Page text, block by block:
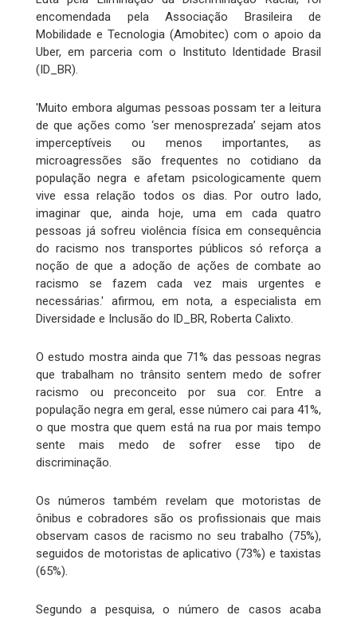
encomendada pela Associação Brasileira de
Mobilidade e Tecnologia (Amobitec) com o apoio da
Uber, em parceria com o Instituto Identidade Brasil
(ID_BR).
'Muito embora algumas pessoas possam ter a leitura
de que ações como ‘ser menosprezada’ sejam atos
imperceptíveis ou menos importantes, as
microagressões são frequentes no cotidiano da
população negra e afetam psicologicamente quem
vive essa relação todos os dias. Por outro lado,
imaginar que, ainda hoje, uma em cada quatro
pessoas já sofreu violência física em consequência
do racismo nos transportes públicos só reforça a
noção de que a adoção de ações de combate ao
racismo se fazem cada vez mais urgentes e
necessárias.' afirmou, em nota, a especialista em
Diversidade e Inclusão do ID_BR, Roberta Calixto.
O estudo mostra ainda que 71% das pessoas negras
que trabalham no trânsito sentem medo de sofrer
racismo ou preconceito por sua cor. Entre a
população negra em geral, esse número cai para 41%,
o que mostra que quem está na rua por mais tempo
sente mais medo de sofrer esse tipo de
discriminação.
Os números também revelam que motoristas de
ônibus e cobradores são os profissionais que mais
observam casos de racismo no seu trabalho (75%),
seguidos de motoristas de aplicativo (73%) e taxistas
(65%).
Segundo a pesquisa, o número de casos acaba